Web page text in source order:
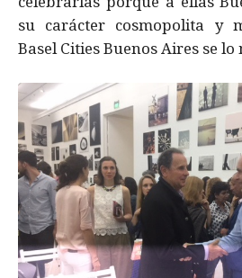
su carácter cosmopolita y
Basel Cities Buenos Aires se